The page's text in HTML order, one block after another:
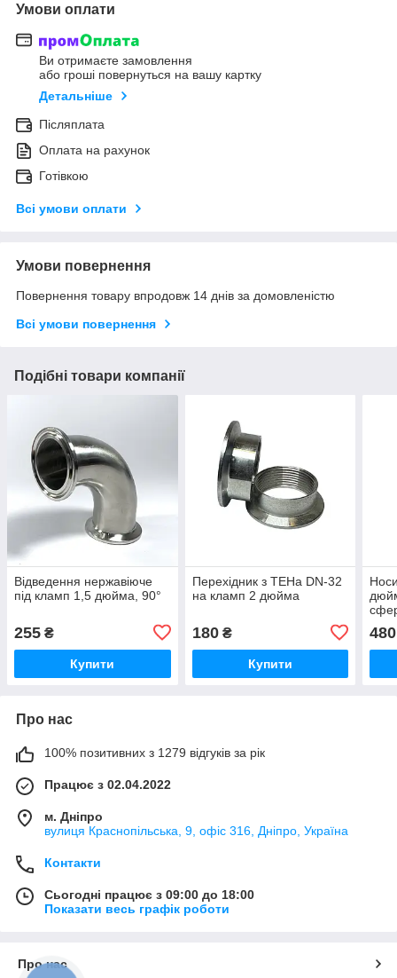
Умови оплати
Ви отримаєте замовлення
або гроші повернуться на вашу картку
Детальніше
Післяплата
Оплата на рахунок
Готівкою
Всі умови оплати
Умови повернення
Повернення товару впродовж 14 днів за домовленістю
Всі умови повернення
Подібні товари компанії
Відведення нержавіюче
під кламп 1,5 дюйма, 90°
255 ₴
Купити
Перехідник з ТЕНа DN-32
на кламп 2 дюйма
180₴
Купити
480
Про нас
100% позитивних з 1279 відгуків за рік
Працює з 02.04.2022
м. Дніпро
вулиця Краснопільська, 9, офіс 316, Дніпро, Україна
Контакти
Сьогодні працює з 09:00 до 18:00
Показати весь графік роботи
Про нас